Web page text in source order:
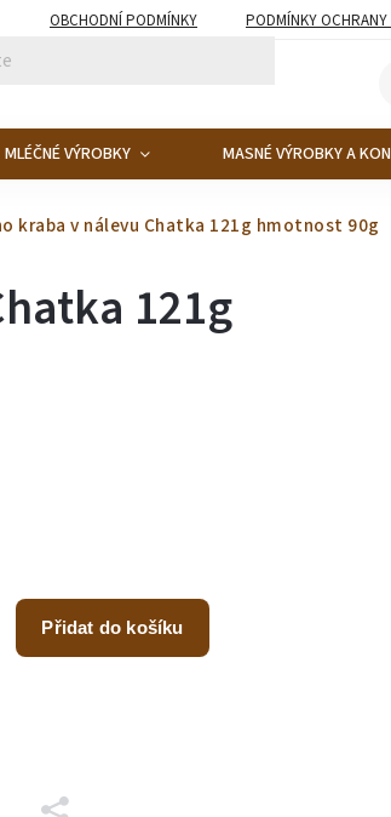
OBCHODNÍ PODMÍNKY PODMÍNKY
MLÉČNÉ VÝROBKY MASNÉ VÝROBKY A
kraba v nálevu Chatka 121g hmotnost 90g
121g
Přidat do košíku